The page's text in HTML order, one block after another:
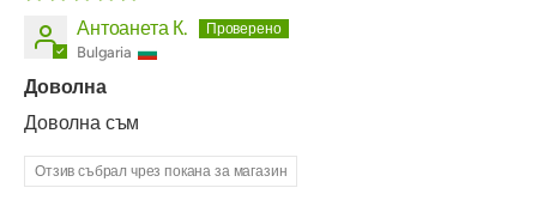
Антоанета К.
Bulgaria
Доволна
Доволна съм
Отзив събрал чрез покана за магазин